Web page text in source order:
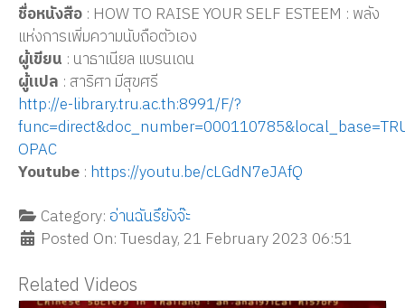
ชื่อหนังสือ : HOW TO RAISE YOUR SELF ESTEEM : พลัง
แห่งการเพิ่มความนับถือตัวเอง
ผู้เขียน : นาธาเนียล แบรนเดน
ผู้แปล : สาริศา มีสุขศรี
http://e-library.tru.ac.th:8991/F/?
OPAC
Youtube : https://youtu.be/cLGdN7eJAfQ
Category: อ่านฉันรึยังจ๊ะ
Posted On: Tuesday, 21 February 2023 06:51
Related Videos